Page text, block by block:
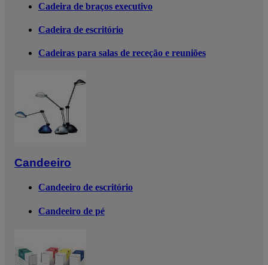
Cadeira de braços executivo
Cadeira de escritório
Cadeiras para salas de receção e reuniões
Candeeiro
Candeeiro de escritório
Candeeiro de pé